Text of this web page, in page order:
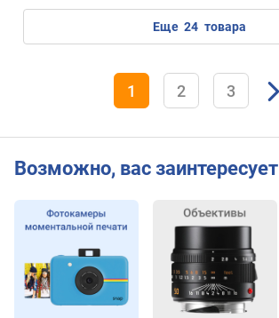
е
ф
и
о
к
и
ш
т
еще 24 товара
1 2 3
Возможно, вас заинтересует